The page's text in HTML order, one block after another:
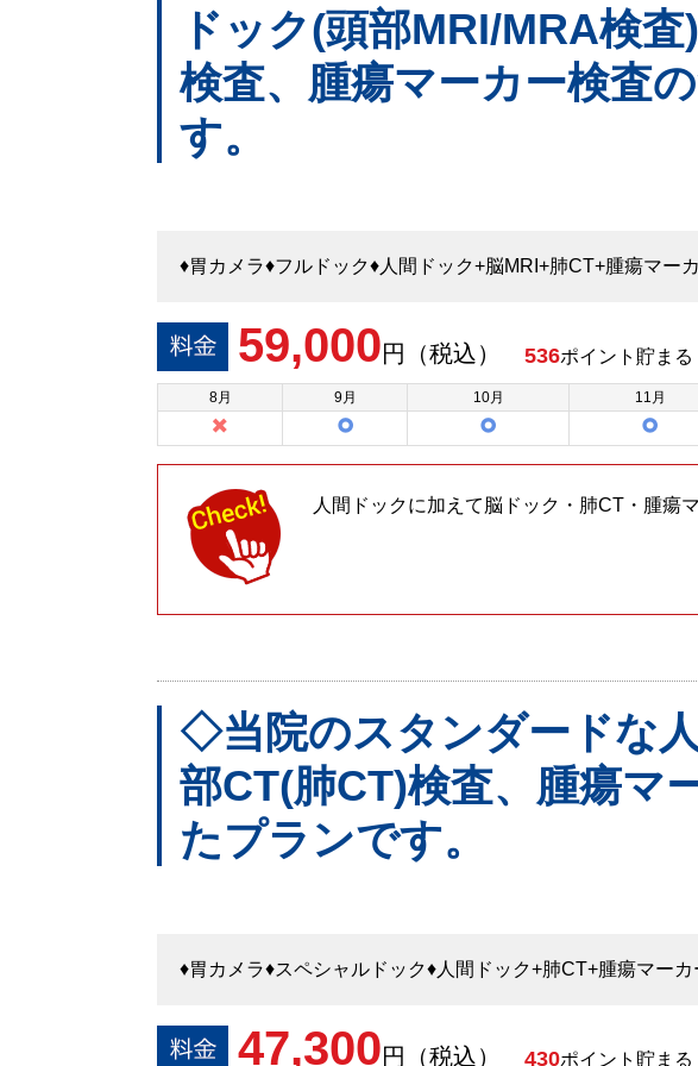
ドック(頭部MRI/MRA検
検査、腫瘍マーカー検査
す。
♦胃カメラ♦フルドック♦人間ドック+脳MRI+肺CT+腫瘍マー
59,000円（税込） 536ポイント 貯まる
8月 9 月 10月 11 月
人間ドックに加えて脳ドック・肺CT・腫瘍
◇当院のスタンダードな
部CT(肺CT)検査、腫瘍マ
たプランです。
♦胃カメラ♦スペシャルドック♦人間ドック+肺CT+腫瘍マーカ
47,300円（税込） 430ポイント 貯まる